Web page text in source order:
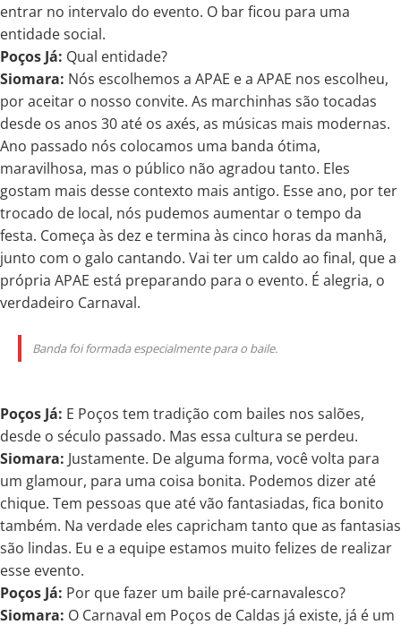
entrar no intervalo do evento. O bar ficou para uma
entidade social.
Poços Já: Qual entidade?
Siomara: Nós escolhemos a APAE e a APAE nos escolheu,
por aceitar o nosso convite. As marchinhas são tocadas
desde os anos 30 até os axés, as músicas mais modernas.
Ano passado nós colocamos uma banda ótima,
maravilhosa, mas o público não agradou tanto. Eles
gostam mais desse contexto mais antigo. Esse ano, por ter
trocado de local, nós pudemos aumentar o tempo da
festa. Começa às dez e termina às cinco horas da manhã,
junto com o galo cantando. Vai ter um caldo ao final, que a
própria APAE está preparando para o evento. É alegria, o
verdadeiro Carnaval.
Banda foi formada especialmente para o baile.
Poços Já: E Poços tem tradição com bailes nos salões,
desde o século passado. Mas essa cultura se perdeu.
Siomara: Justamente. De alguma forma, você volta para
um glamour, para uma coisa bonita. Podemos dizer até
chique. Tem pessoas que até vão fantasiadas, fica bonito
também. Na verdade eles capricham tanto que as fantasias
são lindas. Eu e a equipe estamos muito felizes de realizar
esse evento.
Poços Já: Por que fazer um baile pré-carnavalesco?
Siomara: O Carnaval em Poços de Caldas já existe, já é um